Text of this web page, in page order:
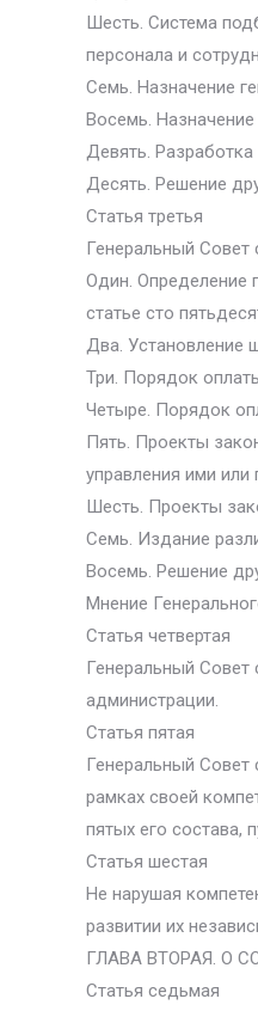
Шесть. Система
персонала и
Семь. Назначение
Восемь.
Девять.
Десять. Решение
Статья третья
Генеральный
Один. Определение
статье сто
Два. Установление
Три. Порядок
Четыре. Порядок
Пять. Проекты
управления ими или
Шесть. Проекты
Семь. Издание
Восемь. Решение
Мнение
Статья четвертая
Генеральный Совет
администрации.
Статья пятая
Генеральный Совет
рамках своей
пятых его состава,
Статья шестая
Не нарушая
развитии их
ГЛАВА ВТОРАЯ. О
Статья седьмая